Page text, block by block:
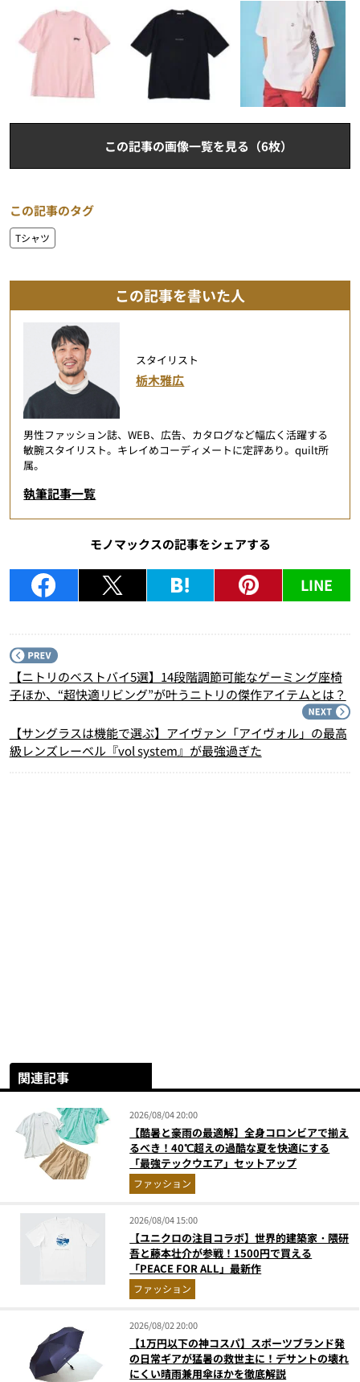
この記事の画像一覧を見る（6枚）
この記事のタグ
Tシャツ
この記事を書いた人
スタイリスト
栃木雅広
男性ファッション誌、WEB、広告、カタログなど幅広く活躍する
敏腕スタイリスト。キレイめコーディメートに定評あり。quilt所
属。
執筆記事一覧
モノマックスの記事をシェアする
LINE
【ニトリのベストバイ5選】14段階調節可能なゲーミング座椅
子ほか、“超快適リビング”が叶うニトリの傑作アイテムとは？
【サングラスは機能で選ぶ】アイヴァン「アイヴォル」の最高
級レンズレーベル『vol system』が最強過ぎた
関連記事
2026/08/04 20:00
【酷暑と豪雨の最適解】全身コロンビアで揃え
るべき！40℃超えの過酷な夏を快適にする
「最強テックウエア」セットアップ
ファッション
2026/08/04 15:00
【ユニクロの注目コラボ】世界的建築家・隈研
吾と藤本壮介が参戦！1500円で買える
「PEACE FOR ALL」最新作
ファッション
2026/08/02 20:00
【1万円以下の神コスパ】スポーツブランド発
の日常ギアが猛暑の救世主に！デサントの壊れ
にくい晴雨兼用傘ほかを徹底解説